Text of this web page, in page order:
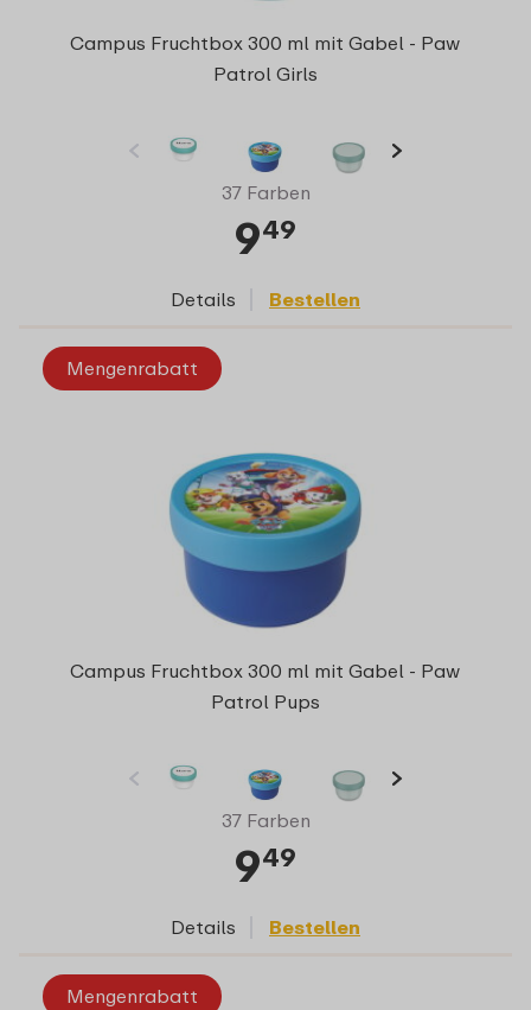
Campus Fruchtbox 300 ml mit Gabel - Paw
Patrol Girls
37 Farben
949
Details Bestellen
Mengenrabatt
Campus Fruchtbox 300 ml mit Gabel - Paw
Patrol Pups
37 Farben
949
Details Bestellen
Mengenrabatt